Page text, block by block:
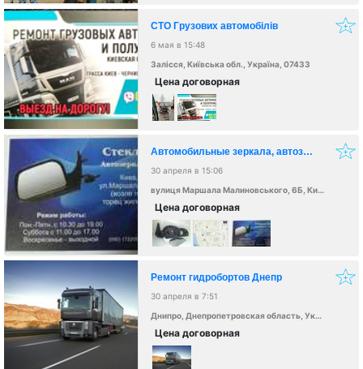
СТО Грузових автомобілів
6 мая в 15:48
Залісся, Київська обл., Україна, 07433
Цена договорная
Автомобильные зеркала, автозеркала, мото - зеркала – ремонт, изготовление
30 апреля в 15:06
вулиця Маршала Малиновського, 6Б, Київ, Україна, 02000
Цена договорная
Ремонт гидробортов Днепр
30 апреля в 7:51
Днипро, Днепропетровская область, Украина, 49000
Цена договорная